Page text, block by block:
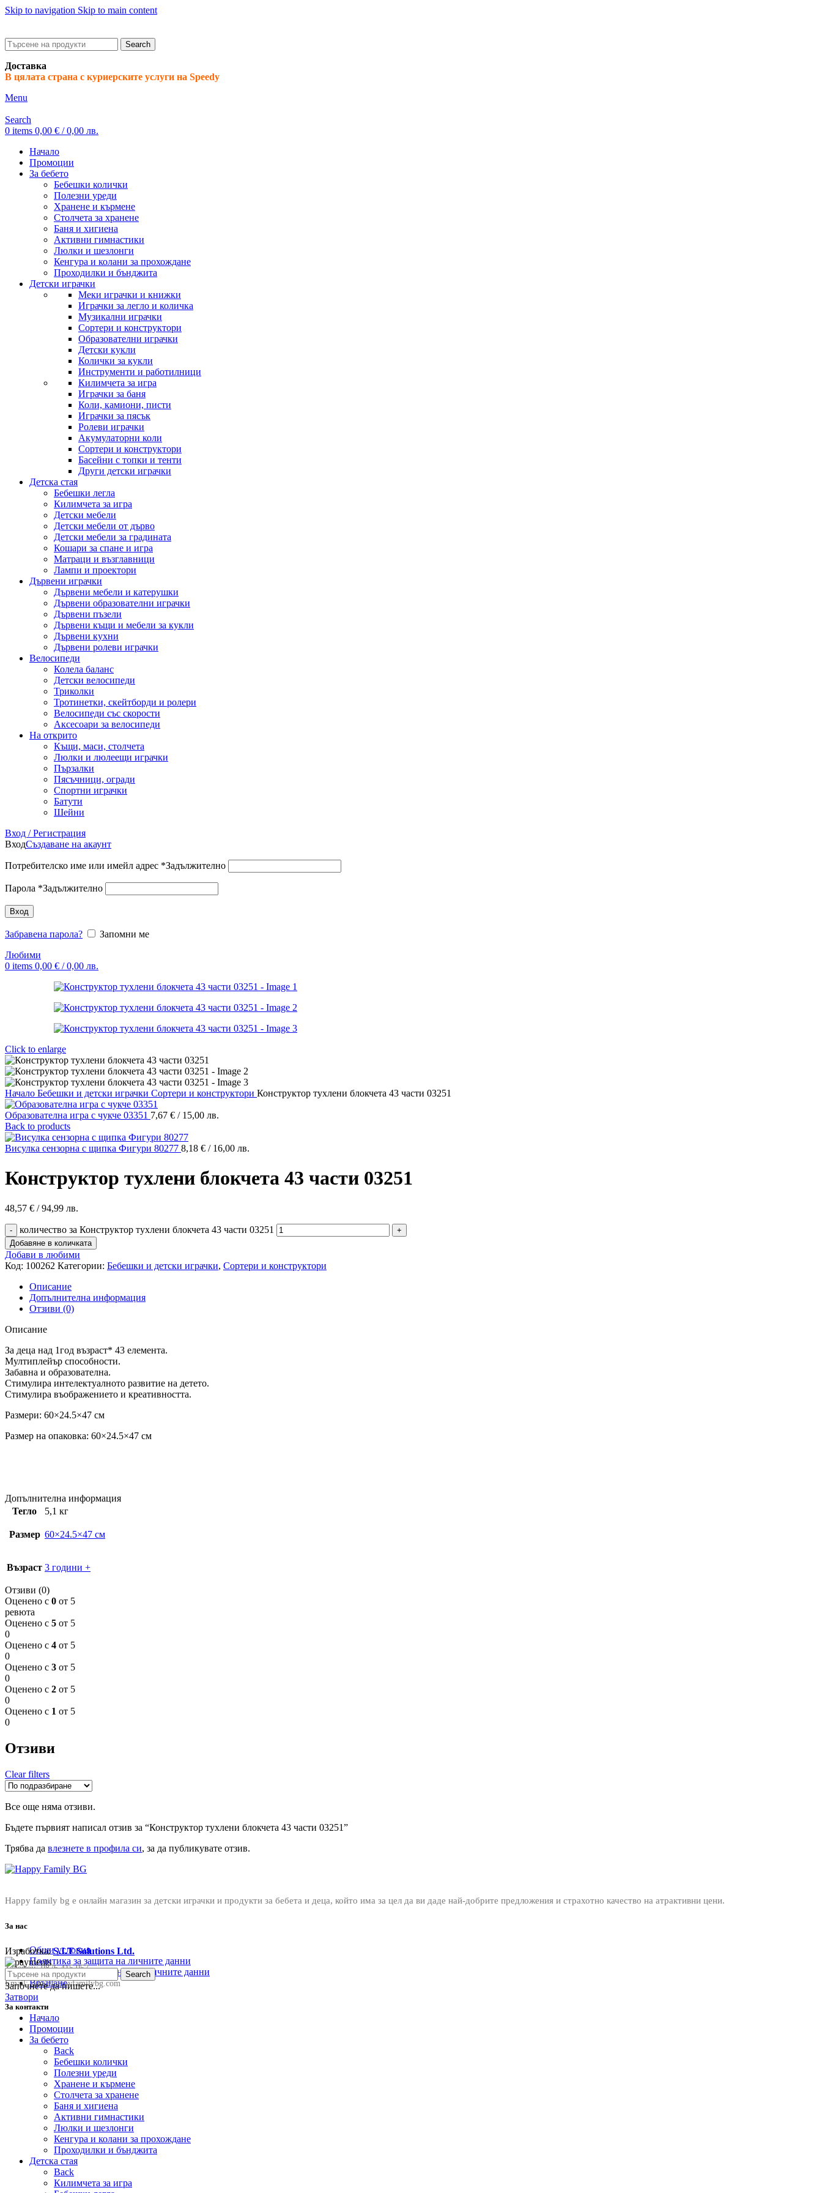
Skip to navigation Skip to main content
Search
Доставка
В цялата страна с куриерските услуги на Speedy
Menu
Search
0 items 0,00 € / 0,00 лв.
Начало
Промоции
За бебето
Бебешки колички
Полезни уреди
Хранене и кърмене
Столчета за хранене
Баня и хигиена
Активни гимнастики
Люлки и шезлонги
Кенгура и колани за прохождане
Проходилки и бънджита
Детски играчки
Меки играчки и книжки
Играчки за легло и количка
Музикални играчки
Сортери и конструктори
Образователни играчки
Детски кукли
Колички за кукли
Инструменти и работилници
Килимчета за игра
Играчки за баня
Коли, камиони, писти
Играчки за пясък
Ролеви играчки
Акумулаторни коли
Сортери и конструктори
Басейни с топки и тенти
Други детски играчки
Детска стая
Бебешки легла
Килимчета за игра
Детски мебели
Детски мебели от дърво
Детски мебели за градината
Кошари за спане и игра
Матраци и възглавници
Лампи и проектори
Дървени играчки
Дървени мебели и катерушки
Дървени образователни играчки
Дървени пъзели
Дървени къщи и мебели за кукли
Дървени кухни
Дървени ролеви играчки
Велосипеди
Колела баланс
Детски велосипеди
Триколки
Тротинетки, скейтборди и ролери
Велосипеди със скорости
Аксесоари за велосипеди
На открито
Къщи, маси, столчета
Люлки и люлеещи играчки
Пързалки
Пясъчници, огради
Спортни играчки
Батути
Шейни
Вход / Регистрация
ВходСъздаване на акаунт
Потребителско име или имейл адрес *Задължително
Парола *Задължително
Вход
Забравена парола?
Запомни ме
Любими
0 items 0,00 € / 0,00 лв.
Click to enlarge
Начало Бебешки и детски играчки Сортери и конструктори Конструктор тухлени блокчета 43 части 03251
Образователна игра с чукче 03351 7,67 € / 15,00 лв.
Back to products
Висулка сензорна с щипка Фигури 80277 8,18 € / 16,00 лв.
Конструктор тухлени блокчета 43 части 03251
48,57 € / 94,99 лв.
количество за Конструктор тухлени блокчета 43 части 03251
Добавяне в количката
Добави в любими
Код: 100262 Категории: Бебешки и детски играчки, Сортери и конструктори
Описание
Допълнителна информация
Отзиви (0)
Описание
За деца над 1год възраст* 43 елемента.
Мултиплейър способности.
Забавна и образователна.
Стимулира интелектуалното развитие на детето.
Стимулира въображението и креативността.
Размери: 60×24.5×47 см
Размер на опаковка: 60×24.5×47 см
Допълнителна информация
Тегло
5,1 кг
Размер 60×24.5×47 см
Възраст 3 години +
Отзиви (0)
Оценено с 0 от 5
ревюта
Оценено с 5 от 5
0
Оценено с 4 от 5
0
Оценено с 3 от 5
0
Оценено с 2 от 5
0
Оценено с 1 от 5
0
Отзиви
Clear filters
Все още няма отзиви.
Бъдете първият написал отзив за “Конструктор тухлени блокчета 43 части 03251”
Трябва да влезнете в профила си, за да публикувате отзив.
Happy family bg е онлайн магазин за детски играчки и продукти за бебета и деца, който има за цел да ви даде най-добрите предложения и страхотно качество на атрактивни цени.
За нас
Общи условия
Политика за защита на личните данни
Политика за съхранение на личните данни
Връщане
За контакти
Телефон:0876 415 057
Email:sale@happyfamilybg.com
Изработка:S.I.T Solutions Ltd.
Search
Започнете да пишете...
Затвори
Начало
Промоции
За бебето
Back
Бебешки колички
Полезни уреди
Хранене и кърмене
Столчета за хранене
Баня и хигиена
Активни гимнастики
Люлки и шезлонги
Кенгура и колани за прохождане
Проходилки и бънджита
Детска стая
Back
Килимчета за игра